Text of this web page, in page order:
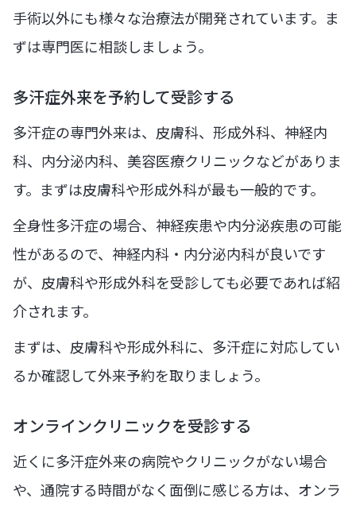
手術以外にも様々な治療法が開発されています。ま
ずは専門医に相談しましょう。
多汗症外来を予約して受診する
多汗症の専門外来は、皮膚科、形成外科、神経内
科、内分泌内科、美容医療クリニックなどがありま
す。まずは皮膚科や形成外科が最も一般的です。
全身性多汗症の場合、神経疾患や内分泌疾患の可能
性があるので、神経内科・内分泌内科が良いです
が、皮膚科や形成外科を受診しても必要であれば紹
介されます。
まずは、皮膚科や形成外科に、多汗症に対応してい
るか確認して外来予約を取りましょう。
オンラインクリニックを受診する
近くに多汗症外来の病院やクリニックがない場合
や、通院する時間がなく面倒に感じる方は、オンラ